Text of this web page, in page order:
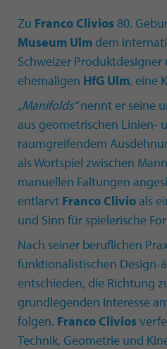
Zu Franco Clivios 80.
Museum Ulmdem
Schweizer
ehemaligen HfG Ulm, eine
„Manifolds“nennt er seine
aus geometrischen Linien-
raumgreifendem
als Wortspiel zwischen
manuellen Faltungen
entlarvt Franco Clivioals
und Sinn für spielerische
Nach seiner beruflichen
funktionalistischen Design-
entschieden, die Richtung
grundlegenden Interesse
folgen. Franco Clivios
Technik, Geometrie und